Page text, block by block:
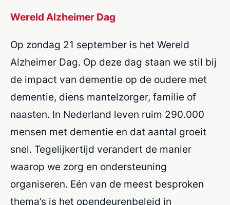
Wereld Alzheimer Dag
Op zondag 21 september is het Wereld
Alzheimer Dag. Op deze dag staan we stil bij
de impact van dementie op de oudere met
dementie, diens mantelzorger, familie of
naasten. In Nederland leven ruim 290.000
mensen met dementie en dat aantal groeit
snel. Tegelijkertijd verandert de manier
waarop we zorg en ondersteuning
organiseren. Eén van de meest besproken
thema’s is het opendeurenbeleid in